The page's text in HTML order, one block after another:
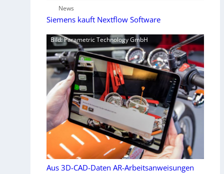
News
Siemens kauft Nextflow Software
Bild: Parametric Technology GmbH
Aus 3D-CAD-Daten AR-Arbeitsanweisungen